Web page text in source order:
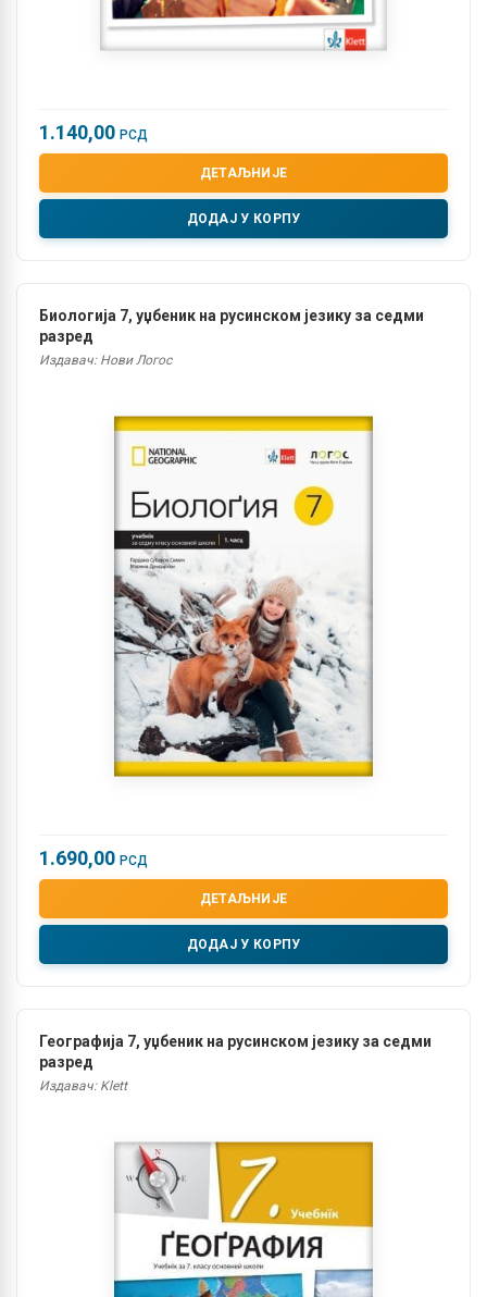
1.140,00 РСД
ДЕТАЉНИЈЕ
ДОДАЈ У КОРПУ
Биологија 7, уџбеник на русинском језику за седми
разред
Издавач: Нови Логос
1.690,00 РСД
ДЕТАЉНИЈЕ
ДОДАЈ У КОРПУ
Географија 7, уџбеник на русинском језику за седми
разред
Издавач: Klett